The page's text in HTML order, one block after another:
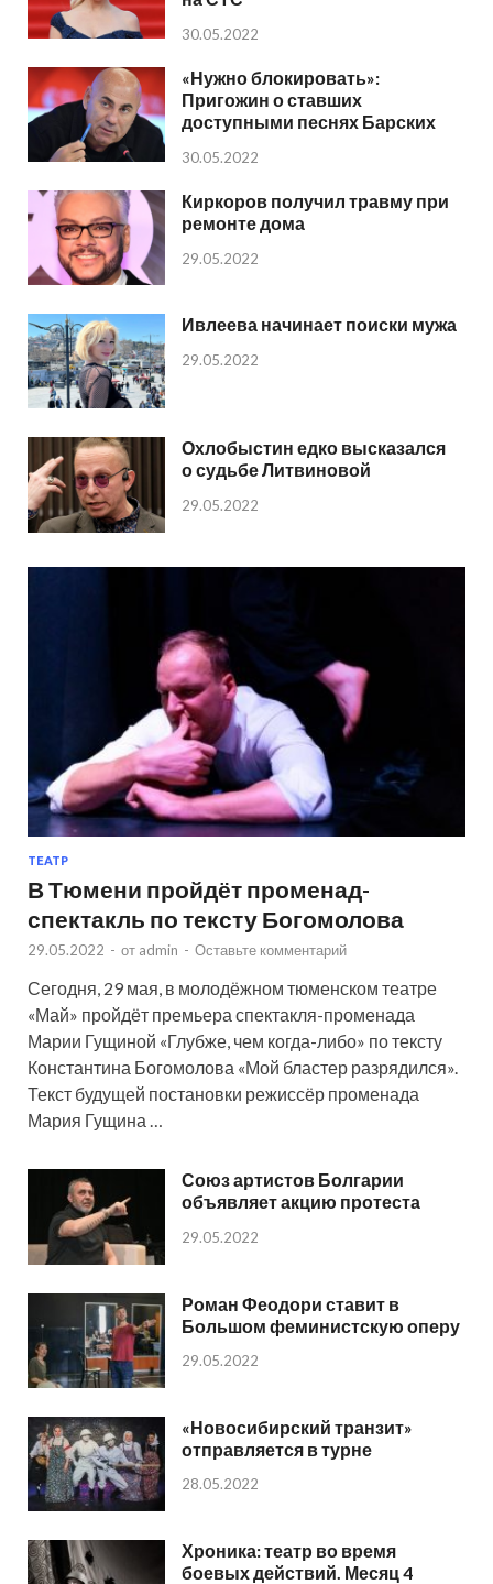
30.05.2022
«Нужно блокировать»:
Пригожин о ставших
доступными песнях Барских
30.05.2022
Киркоров получил травму при
ремонте дома
29.05.2022
Ивлеева начинает поиски мужа
29.05.2022
Охлобыстин едко высказался
о судьбе Литвиновой
29.05.2022
ТЕАТР
В Тюмени пройдёт променад-
спектакль по тексту Богомолова
29.05.2022 - от admin - Оставьте комментарий
Сегодня, 29 мая, в молодёжном тюменском театре
«Май» пройдёт премьера спектакля-променада
Марии Гущиной «Глубже, чем когда-либо» по тексту
Константина Богомолова «Мой бластер разрядился».
Текст будущей постановки режиссёр променада
Мария Гущина …
Союз артистов Болгарии
объявляет акцию протеста
29.05.2022
Роман Феодори ставит в
Большом феминистскую оперу
29.05.2022
«Новосибирский транзит»
отправляется в турне
28.05.2022
Хроника: театр во время
боевых действий. Месяц 4